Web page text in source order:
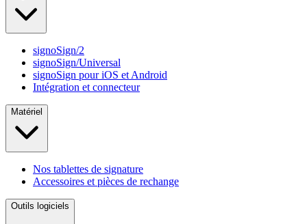
signoSign/2
signoSign/Universal
signoSign pour iOS et Android
Intégration et connecteur
Matériel
Nos tablettes de signature
Accessoires et pièces de rechange
Outils logiciels